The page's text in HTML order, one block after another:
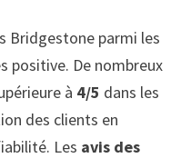
Bridgestone parmi les
positive. De nombreux
à 4/5 dans les
des clients en
Les avis des